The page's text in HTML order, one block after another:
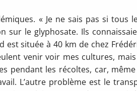
« Je ne sais pas si tous
sur le glyphosate. Ils
est située à 40 km de chez
venir voir mes cultures,
pendant les récoltes, car, même
L’autre problème est le